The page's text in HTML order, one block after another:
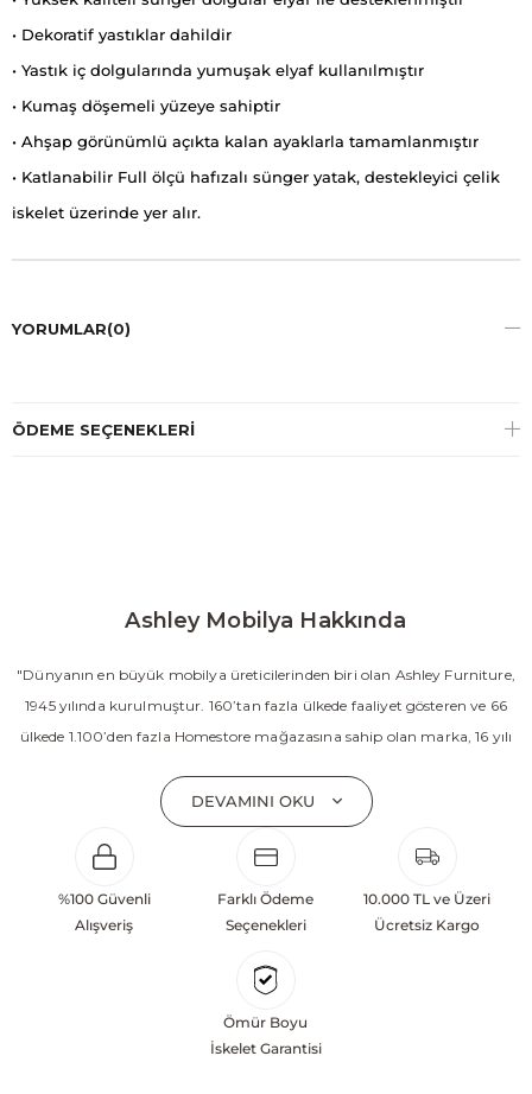
• Dekoratif yastıklar dahildir
• Yastık iç dolgularında yumuşak elyaf kullanılmıştır
• Kumaş döşemeli yüzeye sahiptir
• Ahşap görünümlü açıkta kalan ayaklarla tamamlanmıştır
• Katlanabilir Full ölçü hafızalı sünger yatak, destekleyici çelik
iskelet üzerinde yer alır.
YORUMLAR(0)
ÖDEME SEÇENEKLERI
Ashley Mobilya Hakkında
"Dünyanın en büyük mobilya üreticilerinden biri olan Ashley Furniture,
1945 yılında kurulmuştur. 160’tan fazla ülkede faaliyet gösteren ve 66
ülkede 1.100’den fazla Homestore mağazasına sahip olan marka, 16 yılı
yatak odası, oturma odası, yemek odası, home ofis ve ev dekorasyon
aksesuarları dahil olmak üzere 20’den fazla ürün kategorisinde geniş bir
koleksiyon sunmaktadır. Sabit ve hareketli koltuklar, yataklar, bahçe
mobilyaları ve demonte ürün grupları ile ürün yelpazesini sürekli
geliştiren Ashley, güçlü ve verimli global altyapısı sayesinde dünya
başarılarına değil, aynı zamanda gelecekte yaratacağı değerlere
odaklanarak sürekli gelişimi temel yaklaşım olarak benimsemektedir.
Türkiye’deki yatırımları kapsamında, Kayseri Serbest Bölgesi’nde 100
DEVAMINI OKU
%100 Güvenli
Alışveriş
Farklı Ödeme
Seçenekleri
10.000 TL ve Üzeri
Ücretsiz Kargo
Ömür Boyu
İskelet Garantisi